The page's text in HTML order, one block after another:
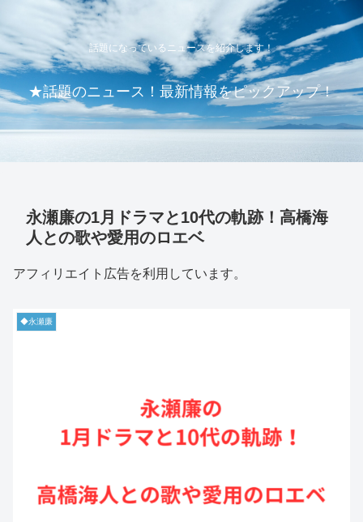
話題になっているニュースを紹介します！
★話題のニュース！最新情報をピックアップ！
永瀬廉の1月ドラマと10代の軌跡！高橋海
人との歌や愛用のロエベ
アフィリエイト広告を利用しています。
◆永瀬廉